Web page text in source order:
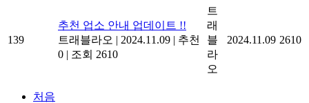
139
추천 업소 안내 업데이트 !!
트래블라오 | 2024.11.09 | 추천
0 | 조회 2610
트
래
블
라
오
2024.11.09 2610
처음